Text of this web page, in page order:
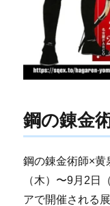
鋼の錬金
鋼の錬金術師×黄
（木）〜9月2日
アで開催される